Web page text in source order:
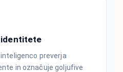
identitete
preverja
in označuje goljufive